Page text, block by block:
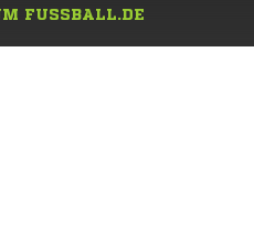
FUSSBALL.DE